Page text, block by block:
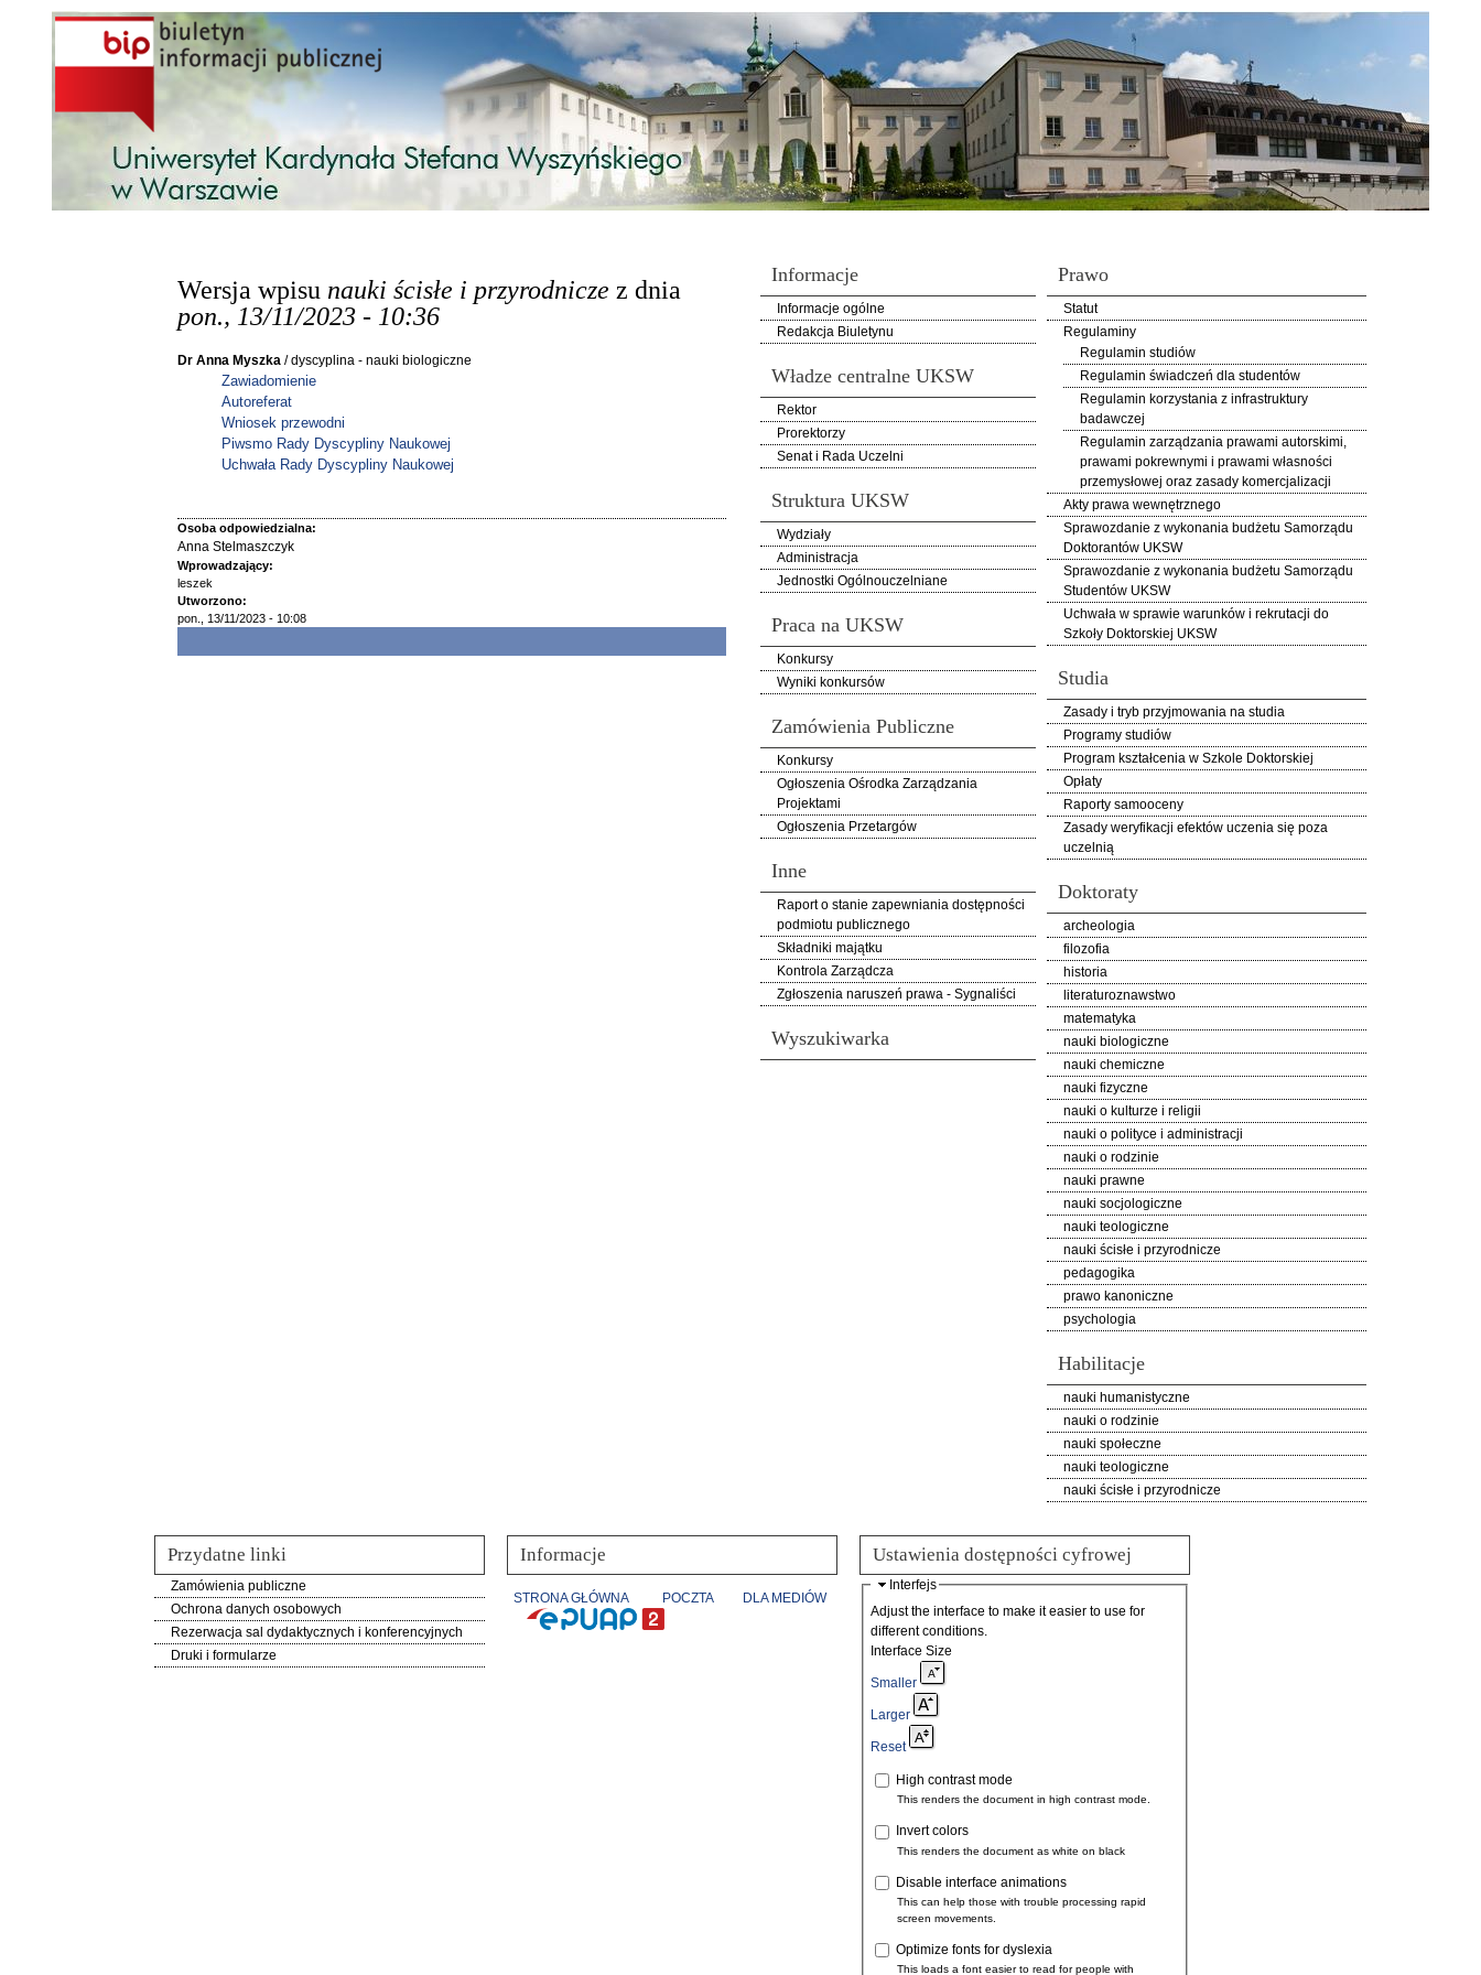
Przejdź do treści
Wersja wpisu nauki ścisłe i przyrodnicze z dnia
pon., 13/11/2023 - 10:36
Dr Anna Myszka/ dyscyplina - nauki biologiczne
Zawiadomienie
Autoreferat
Wniosek przewodni
Piwsmo Rady Dyscypliny Naukowej
Uchwała Rady Dyscypliny Naukowej
Osoba odpowiedzialna:
Anna Stelmaszczyk
Wprowadzający:
leszek
Utworzono:
pon., 13/11/2023 - 10:08
Informacje
Informacje ogólne
Redakcja Biuletynu
Władze centralne UKSW
Rektor
Prorektorzy
Senat i Rada Uczelni
Struktura UKSW
Wydziały
Administracja
Jednostki Ogólnouczelniane
Praca na UKSW
Konkursy
Wyniki konkursów
Zamówienia Publiczne
Konkursy
Ogłoszenia Ośrodka Zarządzania
Projektami
Ogłoszenia Przetargów
Inne
Raport o stanie zapewniania dostępności
podmiotu publicznego
Składniki majątku
Kontrola Zarządcza
Zgłoszenia naruszeń prawa - Sygnaliści
Wyszukiwarka
Prawo
Statut
Regulaminy
Regulamin studiów
Regulamin świadczeń dla studentów
Regulamin korzystania z infrastruktury
badawczej
Regulamin zarządzania prawami autorskimi,
prawami pokrewnymi i prawami własności
przemysłowej oraz zasady komercjalizacji
Akty prawa wewnętrznego
Sprawozdanie z wykonania budżetu Samorządu
Doktorantów UKSW
Sprawozdanie z wykonania budżetu Samorządu
Studentów UKSW
Uchwała w sprawie warunków i rekrutacji do
Szkoły Doktorskiej UKSW
Studia
Zasady i tryb przyjmowania na studia
Programy studiów
Program kształcenia w Szkole Doktorskiej
Opłaty
Raporty samooceny
Zasady weryfikacji efektów uczenia się poza
uczelnią
Doktoraty
archeologia
filozofia
historia
literaturoznawstwo
matematyka
nauki biologiczne
nauki chemiczne
nauki fizyczne
nauki o kulturze i religii
nauki o polityce i administracji
nauki o rodzinie
nauki prawne
nauki socjologiczne
nauki teologiczne
nauki ścisłe i przyrodnicze
pedagogika
prawo kanoniczne
psychologia
Habilitacje
nauki humanistyczne
nauki o rodzinie
nauki społeczne
nauki teologiczne
nauki ścisłe i przyrodnicze
Przydatne linki
Zamówienia publiczne
Ochrona danych osobowych
Rezerwacja sal dydaktycznych i konferencyjnych
Druki i formularze
Informacje
STRONA GŁÓWNA POCZTA DLA MEDIÓW
Ustawienia dostępności cyfrowej
Interfejs
Adjust the interface to make it easier to use for
different conditions.
Interface Size
Smaller
Larger
Reset
High contrast mode
This renders the document in high contrast mode.
Invert colors
This renders the document as white on black
Disable interface animations
This can help those with trouble processing rapid
screen movements.
Optimize fonts for dyslexia
This loads a font easier to read for people with